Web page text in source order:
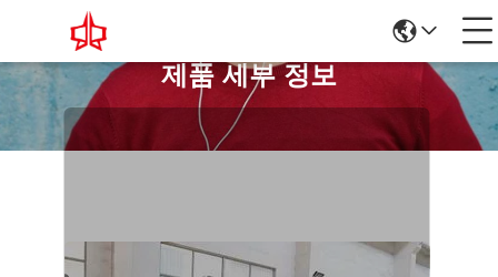
제품 세부 정보